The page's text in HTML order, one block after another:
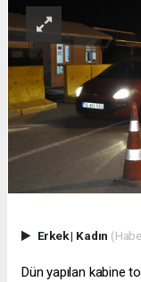
Erkek| Kadın
Dün yapılan kabine